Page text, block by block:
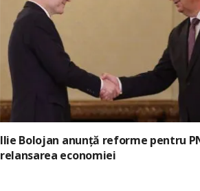
Ilie Bolojan anunță reforme pentru
relansarea economiei